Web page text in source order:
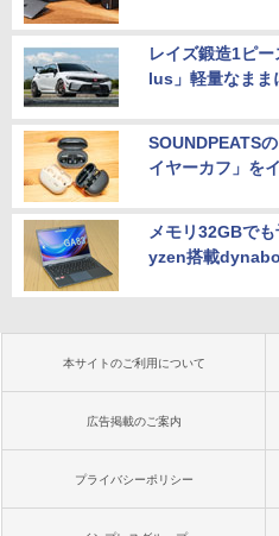
レイズ鍛造1ピ
lus」軽量なまま
SOUNDPEATS
イヤーカフ」を
メモリ32GBで
yzen搭載
本サイトのご利用について
広告掲載のご案内
プライバシーポリシー